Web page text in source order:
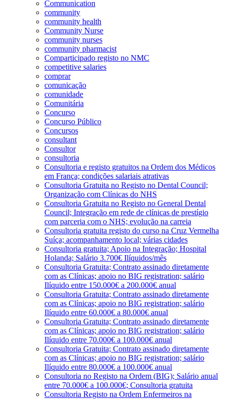
Communication
community
community health
Community Nurse
community nurses
community pharmacist
Comparticipado registo no NMC
competitive salaries
comprar
comunicação
comunidade
Comunitária
Concurso
Concurso Público
Concursos
consultant
Consultor
consultoria
Consultoria e registo gratuitos na Ordem dos Médicos
em França; condições salariais atrativas
Consultoria Gratuita no Registo no Dental Council;
Organização com Clínicas do NHS
Consultoria Gratuita no Registo no General Dental
Council; Integração em rede de clínicas de prestígio
com parceria com o NHS; evolução na carreia
Consultoria gratuita registo do curso na Cruz Vermelha
Suíça; acompanhamento local; várias cidades
Consultoria gratuita; Apoio na Integração; Hospital
Holanda; Salário 3.700€ Ilíquidos/mês
Consultoria Gratuita; Contrato assinado diretamente
com as Clínicas; apoio no BIG registration; salário
Ilíquido entre 150.000€ a 200.000€ anual
Consultoria Gratuita; Contrato assinado diretamente
com as Clínicas; apoio no BIG registration; salário
Ilíquido entre 60.000€ a 80.000€ anual
Consultoria Gratuita; Contrato assinado diretamente
com as Clínicas; apoio no BIG registration; salário
Ilíquido entre 70.000€ a 100.000€ anual
Consultoria Gratuita; Contrato assinado diretamente
com as Clínicas; apoio no BIG registration; salário
Ilíquido entre 80.000€ a 100.000€ anual
Consultoria no Registo na Ordem (BIG); Salário anual
entre 70.000€ a 100.000€; Consultoria gratuita
Consultoria Registo na Ordem Enfermeiros na